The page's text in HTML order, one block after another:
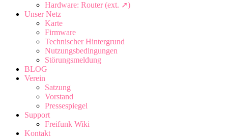
Hardware: Router (ext. ➚)
Unser Netz
Karte
Firmware
Technischer Hintergrund
Nutzungsbedingungen
Störungsmeldung
BLOG
Verein
Satzung
Vorstand
Pressespiegel
Support
Freifunk Wiki
Kontakt